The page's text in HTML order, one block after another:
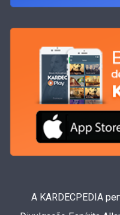
A KARDECPEDIA